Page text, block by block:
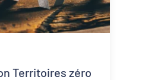
Territoires zéro